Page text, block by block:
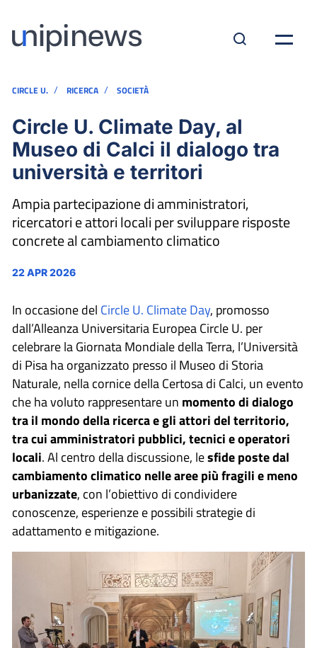
CIRCLE U. / RICERCA / SOCIETÀ
Circle U. Climate Day, al
Museo di Calci il dialogo tra
università e territori
Ampia partecipazione di amministratori,
ricercatori e attori locali per sviluppare risposte
concrete al cambiamento climatico
22 APR 2026
In occasione del Circle U. Climate Day, promosso
dall’Alleanza Universitaria Europea Circle U. per
celebrare la Giornata Mondiale della Terra, l’Università
di Pisa ha organizzato presso il Museo di Storia
Naturale, nella cornice della Certosa di Calci, un evento
che ha voluto rappresentare un momento di dialogo
tra il mondo della ricerca e gli attori del territorio,
tra cui amministratori pubblici, tecnici e operatori
locali. Al centro della discussione, lesfide poste dal
cambiamento climatico nelle aree più fragili e meno
urbanizzate, con l’obiettivo di condividere
conoscenze, esperienze e possibili strategie di
adattamento e mitigazione.